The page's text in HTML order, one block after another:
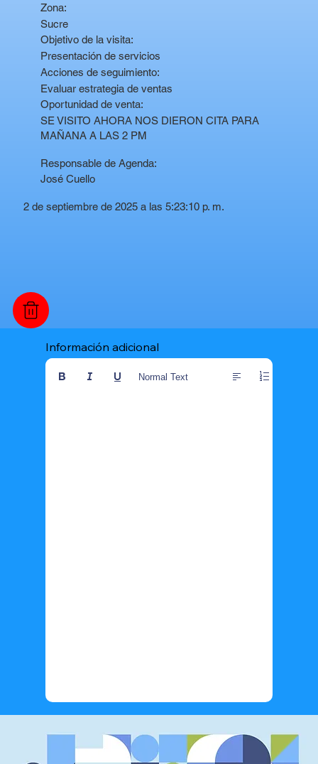
Zona:
Sucre
Objetivo de la visita:
Presentación de servicios
Acciones de seguimiento:
Evaluar estrategia de ventas
Oportunidad de venta:
SE VISITO AHORA NOS DIERON CITA PARA
MAÑANA A LAS 2 PM
Responsable de Agenda:
José Cuello
2 de septiembre de 2025 a las 5:23:10 p. m.
Información adicional
Normal Text